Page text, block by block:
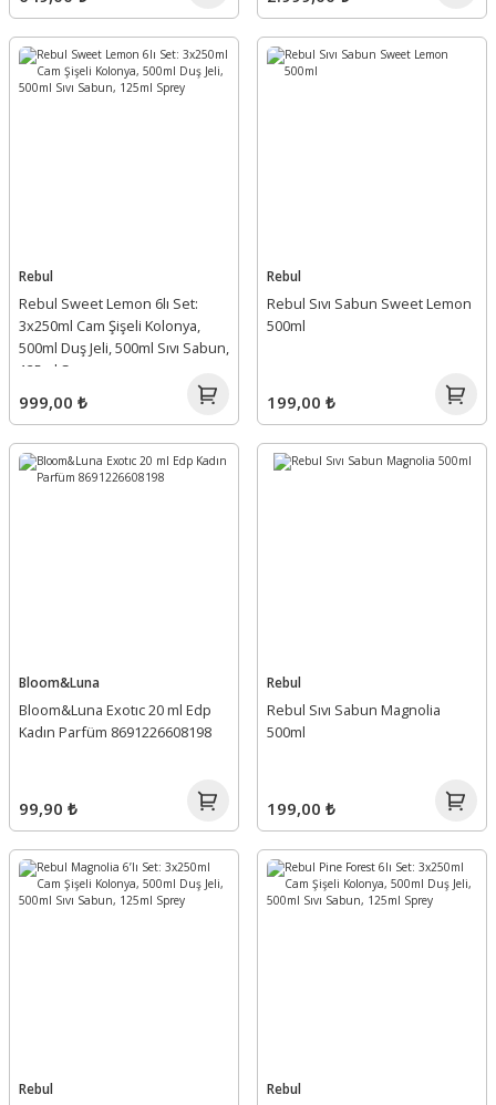
Rebul
Rebul Sweet Lemon 6lı Set:
3x250ml Cam Şişeli Kolonya,
500ml Duş Jeli, 500ml Sıvı Sabun,
125ml Sprey
999,00 ₺
Rebul
Rebul Sıvı Sabun Sweet Lemon
500ml
199,00 ₺
Bloom&Luna
Bloom&Luna Exotıc 20 ml Edp
Kadın Parfüm 8691226608198
99,90 ₺
Rebul
Rebul Sıvı Sabun Magnolia
500ml
199,00 ₺
Rebul Rebul